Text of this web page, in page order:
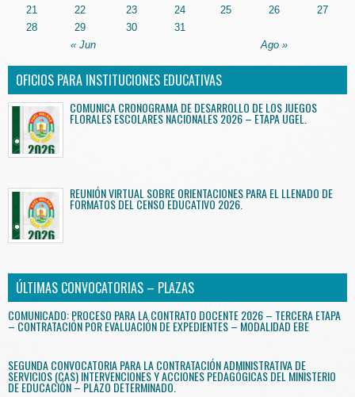
« Jun Ago »
21
22 23 24 25 26
27
28
29 30 31
OFICIOS PARA INSTITUCIONES EDUCATIVAS
COMUNICA CRONOGRAMA DE DESARROLLO DE LOS JUEGOS
FLORALES ESCOLARES NACIONALES 2026 – ETAPA UGEL.
REUNIÓN VIRTUAL SOBRE ORIENTACIONES PARA EL LLENADO DE
FORMATOS DEL CENSO EDUCATIVO 2026.
ÚLTIMAS CONVOCATORIAS – PLAZAS
COMUNICADO: PROCESO PARA LA CONTRATO DOCENTE 2026 – TERCERA ETAPA
– CONTRATACIÓN POR EVALUACIÓN DE EXPEDIENTES – MODALIDAD EBE
SEGUNDA CONVOCATORIA PARA LA CONTRATACIÓN ADMINISTRATIVA DE
SERVICIOS (CAS) INTERVENCIONES Y ACCIONES PEDAGÓGICAS DEL MINISTERIO
DE EDUCACIÓN – PLAZO DETERMINADO.